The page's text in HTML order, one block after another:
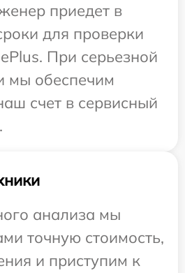
приедет в
для проверки
При серьезной
мы обеспечим
счет в сервисный
анализа мы
точную стоимость,
и приступим к